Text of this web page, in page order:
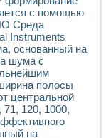
с помощью
Среда
Instruments
основанный на
шума с
полосы
центральной
120, 1000,
на